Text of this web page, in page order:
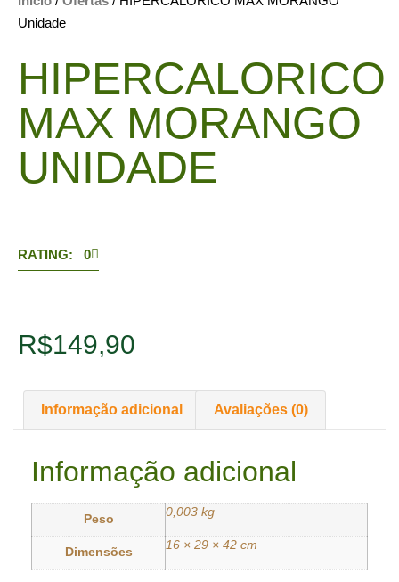
Unidade
HIPERCALORICO
MAX MORANGO
UNIDADE
RATING: 0
R$149,90
Informação adicional Avaliações (0)
Informação adicional
Peso
0,003 kg
Dimensões
16 × 29 × 42 cm